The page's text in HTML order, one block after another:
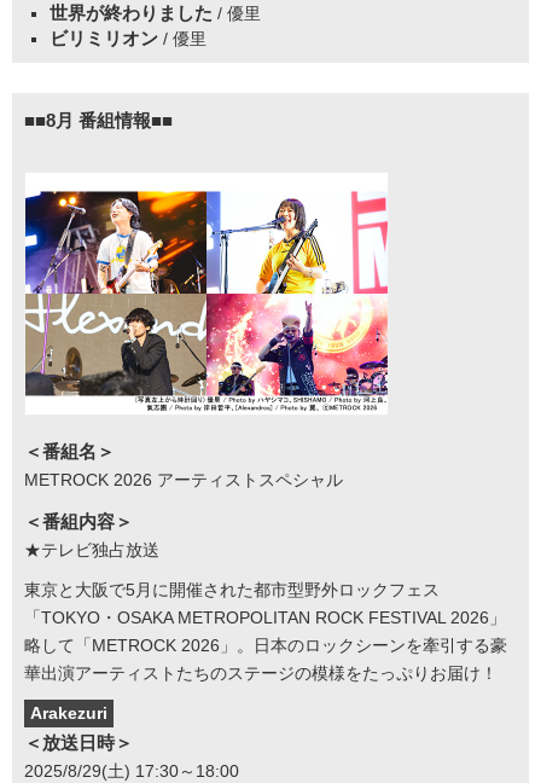
世界が終わりました / 優里
ビリミリオン / 優里
■■8月 番組情報■■
＜番組名＞
METROCK 2026 アーティストスペシャル
＜番組内容＞
★テレビ独占放送
東京と大阪で5月に開催された都市型野外ロックフェス
「TOKYO・OSAKA METROPOLITAN ROCK FESTIVAL 2026」
略して「METROCK 2026」。日本のロックシーンを牽引する豪
華出演アーティストたちのステージの模様をたっぷりお届け！
Arakezuri
＜放送日時＞
2025/8/29(土) 17:30～18:00